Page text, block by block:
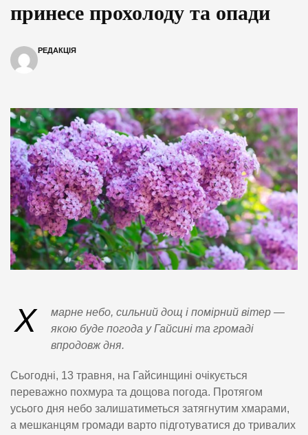
принесе прохолоду та опади
РЕДАКЦІЯ
Х
марне небо, сильний дощ і помірний вітер —
якою буде погода у Гайсині та громаді
впродовж дня.
Сьогодні, 13 травня, на Гайсинщині очікується
переважно похмура та дощова погода. Протягом
усього дня небо залишатиметься затягнутим хмарами,
а мешканцям громади варто підготуватися до тривалих